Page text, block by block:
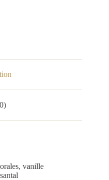
vanille